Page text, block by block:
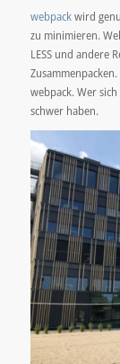
webpackwird
zu minimieren.
LESS und andere
webpack. Wer
schwer haben.